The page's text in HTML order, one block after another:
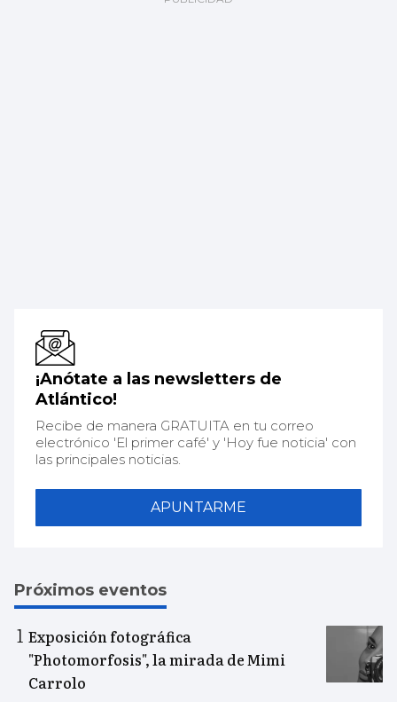
¡Anótate a las newsletters de
Atlántico!
Recibe de manera GRATUITA en tu correo
electrónico 'El primer café' y 'Hoy fue noticia' con
las principales noticias.
APUNTARME
Próximos eventos
Exposición fotográfica
"Photomorfosis", la mirada de Mimi
Carrolo